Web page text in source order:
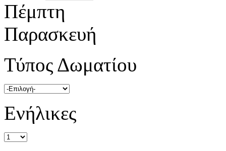
Πέμπτη
Παρασκευή
Τύπος Δωματίου
Ενήλικες